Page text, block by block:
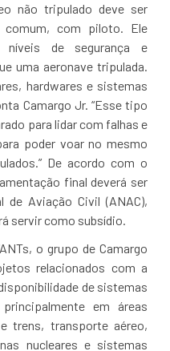
não tripulado deve ser
comum, com piloto. Ele
de segurança e
uma aeronave tripulada.
hardwares e sistemas
Camargo Jr. “Esse tipo
para lidar com falhas e
poder voar no mesmo
De acordo com o
final deverá ser
de Aviação Civil (ANAC),
servir como subsídio.
o grupo de Camargo
relacionados com a
de sistemas
em áreas
trens, transporte aéreo,
nucleares e sistemas